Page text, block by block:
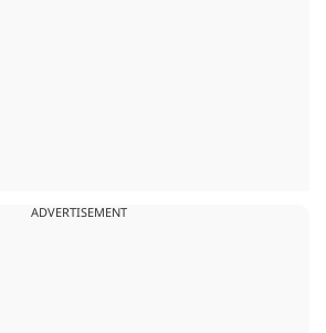
ADVERTISEMENT